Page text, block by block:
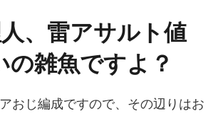
、雷アサルト値
雑魚ですよ？
おじ編成ですので、その辺りはお